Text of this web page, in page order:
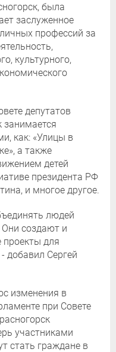
была
заслуженное
профессий за
культурного,
депутатов
занимается
как: «Улицы в
а также
детей
президента РФ
и многое другое.
людей
создают и
для
добавил Сергей
изменения в
при Совете
участниками
стать граждане в